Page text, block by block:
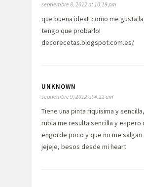
septiembre 8, 2012 at 10:19 pm
que buena idea!! como me gusta
tengo que probarlo!
decorecetas.blogspot.com.es/
UNKNOWN
septiembre 9, 2012 at 4:22 am
Tiene una pinta riquisima y
rubia me resulta sencilla y espero
engorde poco y que no me salgan
jejeje, besos desde mi heart